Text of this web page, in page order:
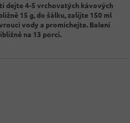
dejte 4-5 vrchovatých kávových
15 g, do šálku, zalijte 150 ml
vody a promíchejte. Balení
na 13 porcí.